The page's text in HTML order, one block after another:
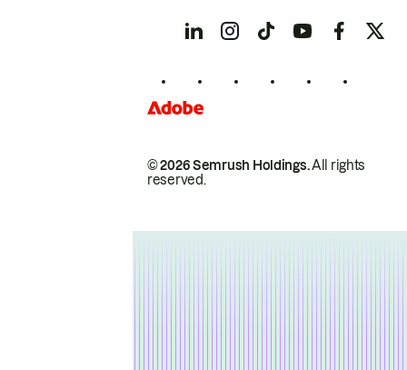
© 2026 Semrush Holdings.All rights
reserved.